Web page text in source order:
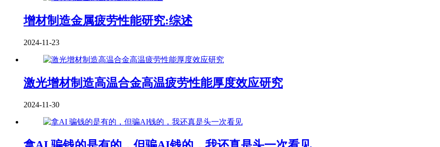
增材制造金属疲劳性能研究:综述
2024-11-23
激光增材制造高温合金高温疲劳性能厚度效应研究
2024-11-30